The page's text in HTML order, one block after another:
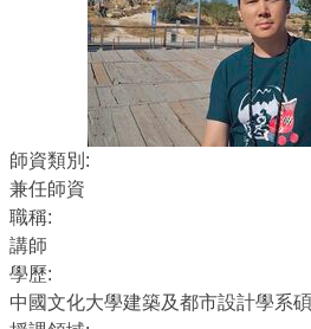
師資類別:
兼任師資
職稱:
講師
學歷:
中國文化大學建築及都市設計學系